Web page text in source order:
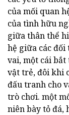
của mối quan
của tình hữu
giữa thân thể
hệ giữa các
vai, một cái
vật trẻ, đôi khi
đấu tranh cho
trò chơi. một
niên bày tỏ đá,